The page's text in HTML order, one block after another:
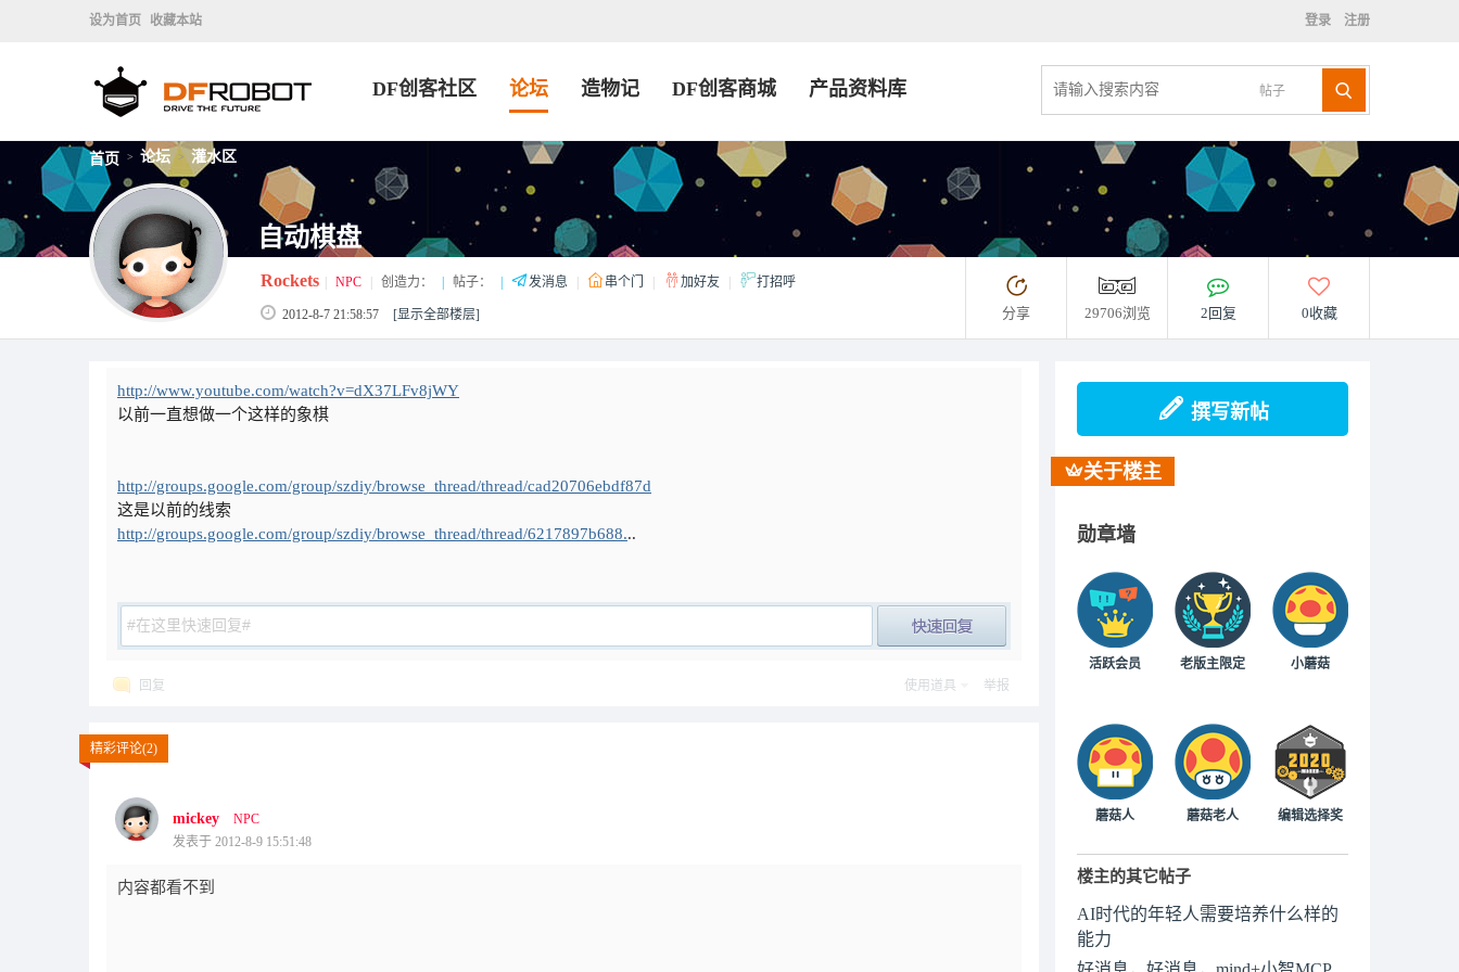
设为首页 收藏本站 登录 注册
帖子
DF创客社区 论坛 造物记 DF创客商城 产品资料库
首页 > 论坛 > 灌水区
自动棋盘
Rockets NPC 创造力： 帖子： 发消息 串个门 加好友 打招呼
2012-8-7 21:58:57 [显示全部楼层] 分享 29706浏览 2回复 0收藏
http://www.youtube.com/watch?v=dX37LFv8jWY
以前一直想做一个这样的象棋
http://groups.google.com/group/szdiy/browse_thread/thread/cad20706ebdf87d
这是以前的线索
http://groups.google.com/group/szdiy/browse_thread/thread/6217897b688...
回复 使用道具 举报
精彩评论(2)
mickey
NPC
发表于 2012-8-9 15:51:48
内容都看不到
撰写新帖
关于楼主
勋章墙
活跃会员 老版主限定 小蘑菇
蘑菇人 蘑菇老人 编辑选择奖
楼主的其它帖子
AI时代的年轻人需要培养什么样的
能力